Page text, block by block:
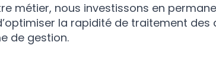
métier, nous investissons en
la rapidité de traitement
de gestion.